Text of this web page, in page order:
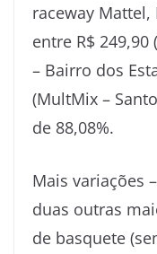
raceway Mattel,
entre R$
– Bairro dos
(MultMix –
de 88,08%.
Mais variações
duas outras
de basquete